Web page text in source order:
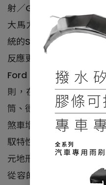
射／GDI缸內直噴）和
大馬力與24.5kgm最大
統的SelectShift™八速
反應更加細膩順暢。
Ford Focus持續奉行
則，在原有懸吊硬體結
筒、德規EPAS電子式轉
煞車增壓輔助系統，完
馭特性。同時前麥花臣
元地形行車模式系統，
從容的姿態，輕鬆穿梭